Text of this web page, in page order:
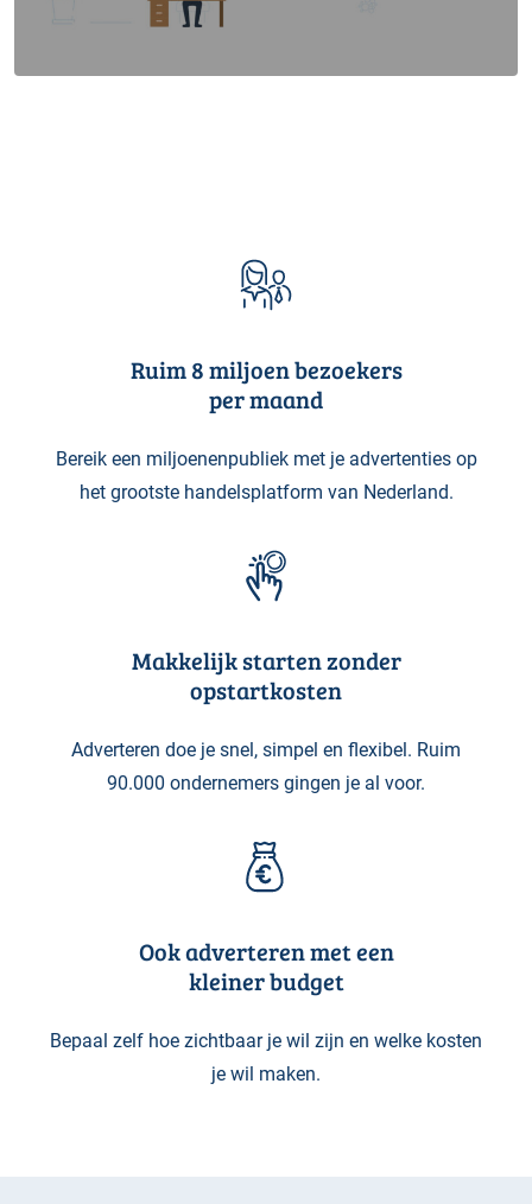
Ruim 8 miljoen bezoekers
per maand
Bereik een miljoenenpubliek met je advertenties op
het grootste handelsplatform van Nederland.
Makkelijk starten zonder
opstartkosten
Adverteren doe je snel, simpel en flexibel. Ruim
90.000 ondernemers gingen je al voor.
Ook adverteren met een
kleiner budget
Bepaal zelf hoe zichtbaar je wil zijn en welke kosten
je wil maken.